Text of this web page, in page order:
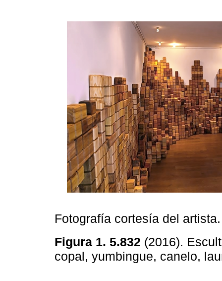
Fotografía cortesía del artista.
Figura 1. 5.832 (2016).
copal, yumbingue, canelo,